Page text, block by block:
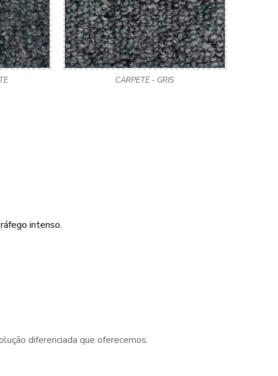
CARPETE - GRIS
intenso.
diferenciada que oferecemos.